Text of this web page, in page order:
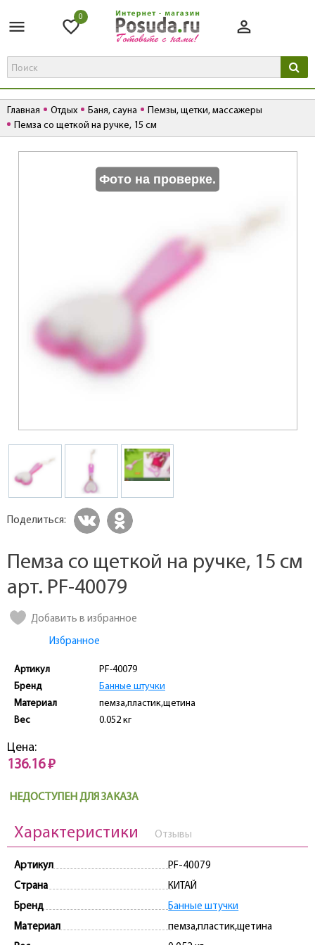
0
Главная Отдых Баня, сауна
Пемзы, щетки, массажеры
Пемза со щеткой на ручке, 15 см
Фото на проверке.
Поделиться:
Пемза со щеткой на ручке, 15 см
арт. PF-40079
Добавить в избранное
Избранное
Артикул
PF-40079
Бренд
Банные штучки
Материал
пемза,пластик,щетина
Вес
0.052 кг
Цена:
136.16 ₽
НЕДОСТУПЕН ДЛЯ ЗАКАЗА
Характеристики Отзывы
Артикул
PF-40079
Страна
КИТАЙ
Бренд
Банные штучки
Материал
пемза,пластик,щетина